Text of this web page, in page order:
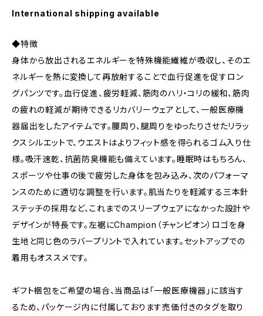
International shipping available
◆特徴
身体から放出されるエネルギーを特殊機能繊維が吸収し、そのエ
ネルギーを熱に変換して再放射することで血行促進を促すロン
グパンツです。血行促進、疲労軽減、筋肉のハリ・コリの緩和、筋肉
の疲れの軽減が期待できるリカバリーウェアとして、一般医療機
器届出をしたアイテムです。腰周り、腿周りをゆったりさせたリラッ
クスシルエットで、ウエストはよりフィット感を得られるゴム入り仕
様。吸汗速乾、抗菌防臭機能も備えています。睡眠時はもちろん、
スポーツや仕事の後で疲労した身体を包み込み、次のパフォーマ
ンスのために適切な調整を行います。肌当たりを軽減する三本針
ステッチの採用など、これまでのスリープウェアになかった設計や
デザインが特長です。左裾にChampion（チャンピオン）ロゴを身
生地と同じ色のラバープリントで入れています。セットアップでの
着用もオススメです。
ギフト梱包をご希望の場合、当商品は「一般医療機器」に該当す
るため、パッケージ内に付属しております売価付きのタグを取り